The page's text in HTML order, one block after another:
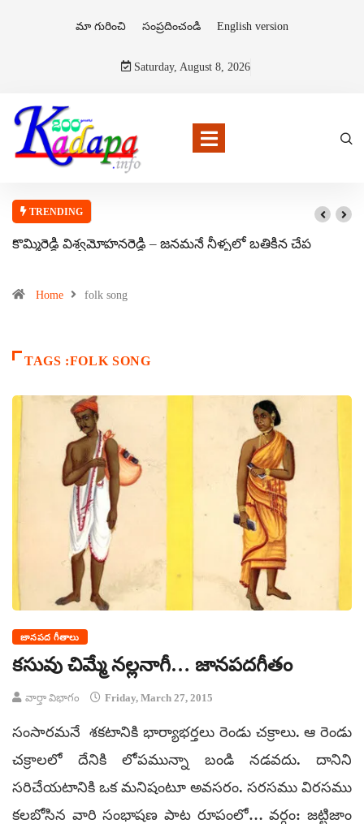
మా గురించి సంప్రదించండి English version
Saturday, August 8, 2026
TRENDING
కొమ్మిరెడ్డి విశ్వమోహనరెడ్డి – జనమనే నీళ్ళలో బతికిన చేప
Home folk song
TAGS :FOLK SONG
జానపద గీతాలు
కసువు చిమ్మే నల్లనాగీ… జానపదగీతం
వార్తా విభాగం Friday, March 27, 2015
సంసారమనే శకటానికి భార్యాభర్తలు రెండు చక్రాలు. ఆ రెండు
చక్రాలలో దేనికి లోపమున్నా బండి నడవదు. దానిని
సరిచేయటానికి ఒక మనిషంటూ అవసరం. సరసము విరసము
కలబోసిన వారి సంభాషణ పాట రూపంలో… వర్గం: జట్టిజాం